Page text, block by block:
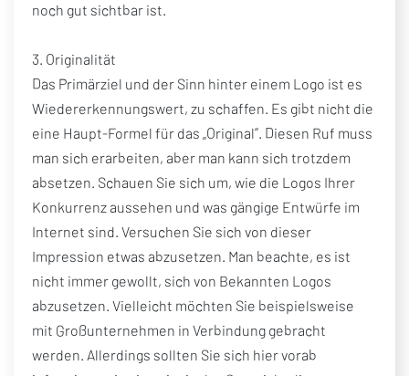
noch gut sichtbar ist.
3. Originalität
Das Primärziel und der Sinn hinter einem Logo ist es
Wiedererkennungswert, zu schaffen. Es gibt nicht die
eine Haupt-Formel für das „Original“. Diesen Ruf muss
man sich erarbeiten, aber man kann sich trotzdem
absetzen. Schauen Sie sich um, wie die Logos Ihrer
Konkurrenz aussehen und was gängige Entwürfe im
Internet sind. Versuchen Sie sich von dieser
Impression etwas abzusetzen. Man beachte, es ist
nicht immer gewollt, sich von Bekannten Logos
abzusetzen. Vielleicht möchten Sie beispielsweise
mit Großunternehmen in Verbindung gebracht
werden. Allerdings sollten Sie sich hier vorab